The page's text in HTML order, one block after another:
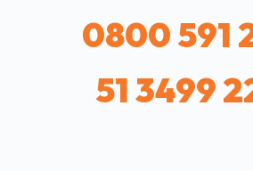
0800 591
51 3499